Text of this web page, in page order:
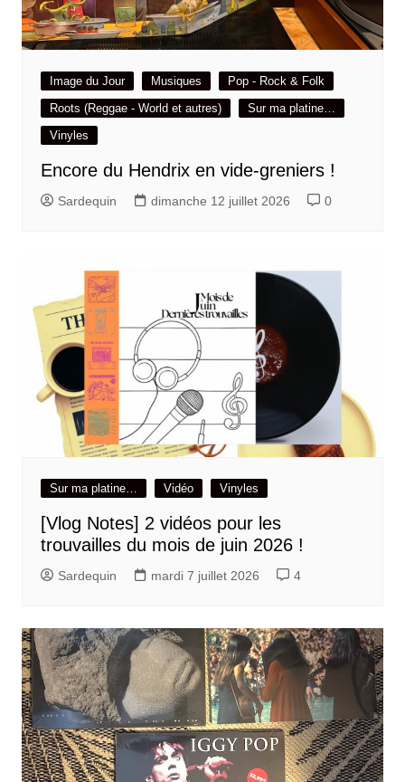
Image du Jour Musiques
Pop - Rock & Folk
Roots (Reggae - World et autres)
Sur ma platine…
Vinyles
Encore du Hendrix en vide-greniers !
Sardequin dimanche 12 juillet 2026 0
Sur ma platine… Vidéo Vinyles
[Vlog Notes] 2 vidéos pour les
trouvailles du mois de juin 2026 !
Sardequin mardi 7 juillet 2026 4